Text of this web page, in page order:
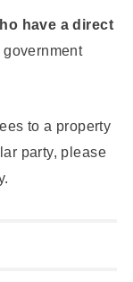
have a direct
to a property
party, please